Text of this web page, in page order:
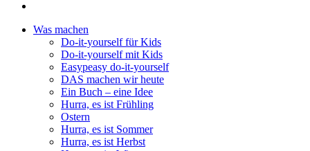
Was machen
Do-it-yourself für Kids
Do-it-yourself mit Kids
Easypeasy do-it-yourself
DAS machen wir heute
Ein Buch – eine Idee
Hurra, es ist Frühling
Ostern
Hurra, es ist Sommer
Hurra, es ist Herbst